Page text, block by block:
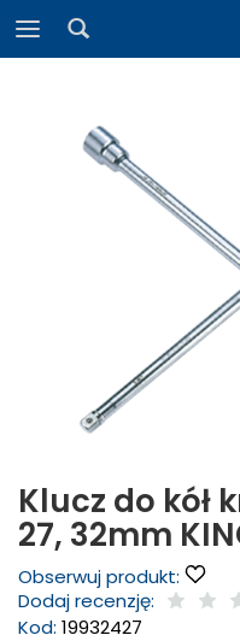
Klucz do kół
27, 32mm
Obserwuj produkt:
Dodaj recenzję:
Kod: 19932427